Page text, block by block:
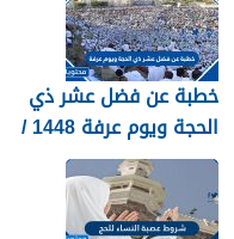
خطبة عن فضل عشر ذي
الحجة ويوم عرفة 1448 /
2026